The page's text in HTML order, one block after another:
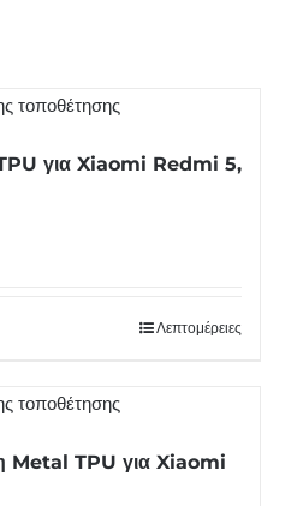
για Xiaomi Redmi 5,
Λεπτομέρειες
Metal TPU για Xiaomi